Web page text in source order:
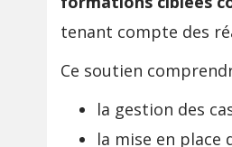
tenant compte des
Ce soutien
la gestion des
la mise en place